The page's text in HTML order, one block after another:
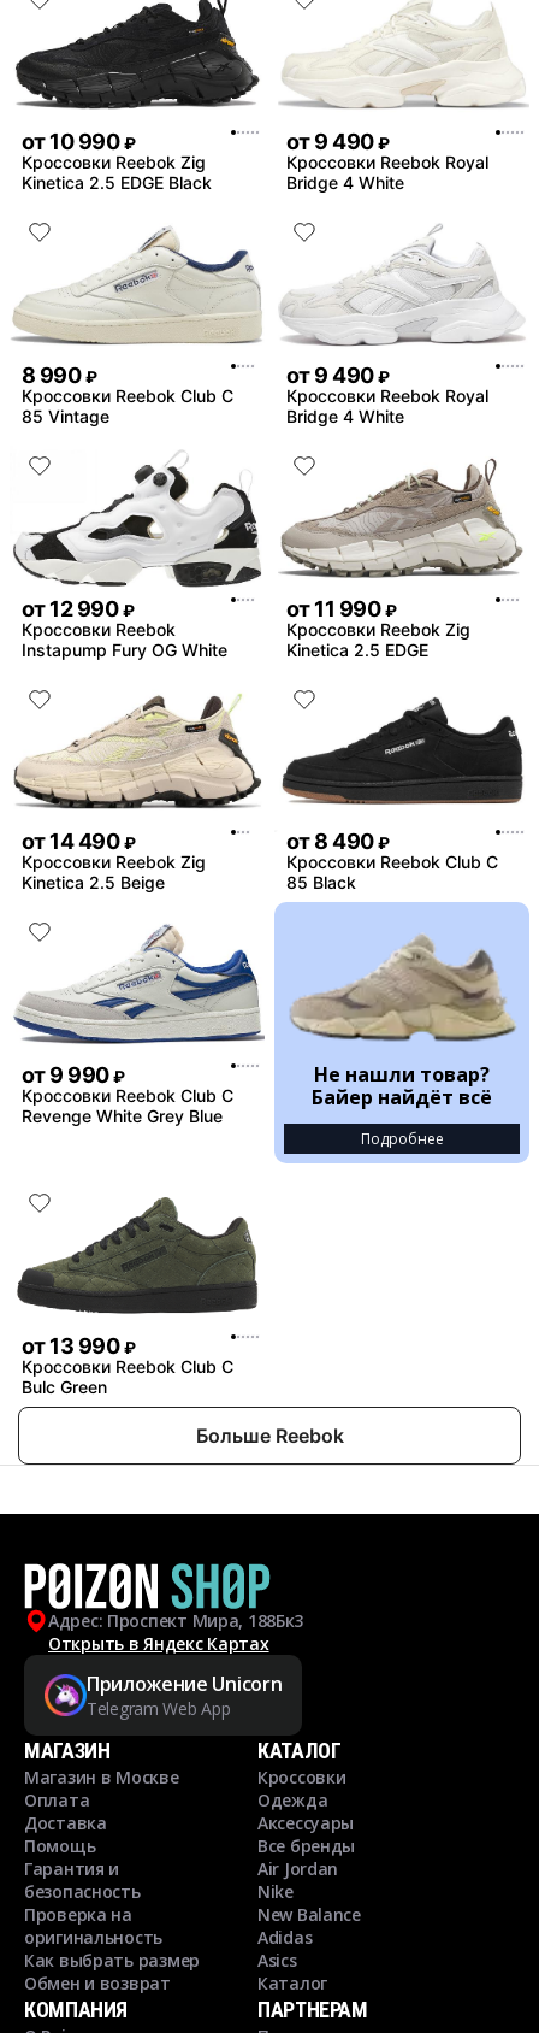
от10 990 ₽
Кроссовки Reebok Zig
Kinetica 2.5 EDGE Black
от9 490 ₽
Кроссовки Reebok Royal
Bridge 4 White
8 990 ₽
Кроссовки Reebok Club C
85 Vintage
от9 490 ₽
Кроссовки Reebok Royal
Bridge 4 White
от12 990 ₽
Кроссовки Reebok
Instapump Fury OG White
от11 990 ₽
Кроссовки Reebok Zig
Kinetica 2.5 EDGE
от14 490 ₽
Кроссовки Reebok Zig
Kinetica 2.5 Beige
от8 490 ₽
Кроссовки Reebok Club C
85 Black
от9 990 ₽
Кроссовки Reebok Club C
Revenge White Grey Blue
Не нашли товар?
Байер найдёт всё
Подробнее
от13 990 ₽
Кроссовки Reebok Club C
Bulc Green
Больше Reebok
Адрес: Проспект Мира, 188Бк3
Открыть в Яндекс Картах
Приложение Unicorn
Telegram Web App
МАГАЗИН
Магазин в Москве
Оплата
Доставка
Помощь
Гарантия и
безопасность
Проверка на
оригинальность
Как выбрать размер
Обмен и возврат
КАТАЛОГ
Кроссовки
Одежда
Аксессуары
Все бренды
Air Jordan
Nike
New Balance
Adidas
Asics
Каталог
КОМПАНИЯ ПАРТНЕРАМ